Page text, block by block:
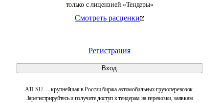
только с лицензией «Тендеры»
Смотреть расценки
Регистрация
Вход
ATI.SU — крупнейшая в России биржа автомобильных грузоперевозок.
Зарегистрируйтесь и получите доступ к тендерам на перевозки, заявкам